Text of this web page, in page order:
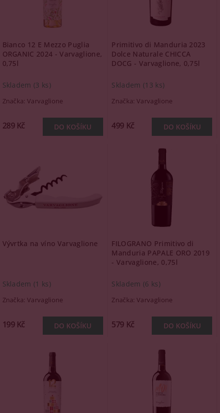
Bianco 12 E Mezzo Puglia
ORGANIC 2024 - Varvaglione,
0,75l
Skladem (3 ks)
Značka:Varvaglione
289 Kč
Primitivo di Manduria 2023
Dolce Naturale CHICCA
DOCG - Varvaglione, 0,75l
Skladem (13 ks)
Značka: Varvaglione
499 Kč
Vývrtka na víno Varvaglione
Skladem (1 ks)
Značka:Varvaglione
199 Kč
FILOGRANO Primitivo di
Manduria PAPALE ORO 2019
- Varvaglione, 0,75l
Skladem (6 ks)
Značka: Varvaglione
579 Kč